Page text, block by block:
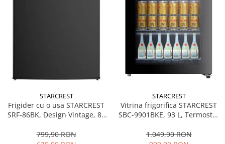
STARCREST
Frigider cu o usa STARCREST
SRF-86BK, Design Vintage, 85
interioara, H 84 cm, Negru
799,90 RON
STARCREST
Vitrina frigorifica STARCREST
SBC-9901BKE, 93 L, Termostat
sticla, H 84.5 cm, Negru
1.049,90 RON